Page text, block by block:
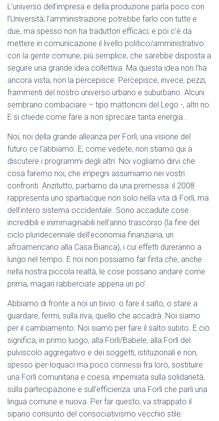
L’universo dell’impresa e della produzione parla poco con
l’Università; l’amministrazione potrebbe farlo con tutte e
due, ma spesso non ha traduttori efficaci; e poi c’è da
mettere in comunicazione il livello politico/amministrativo
con la gente comune, più semplice, che sarebbe disposta a
seguire una grande idea collettiva. Ma questa idea non l’ha
ancora vista, non la percepisce. Percepisce, invece, pezzi,
frammenti del nostro universo urbano e suburbano. Alcuni
sembrano combaciare – tipo mattoncini del Lego -, altri no.
E si chiede come fare a non sprecare tanta energia…
Noi, noi della grande alleanza per Forlì, una visione del
futuro ce l’abbiamo. E, come vedete, non stiamo qui a
discutere i programmi degli altri. Noi vogliamo dirvi che
cosa faremo noi, che impegni assumiamo nei vostri
confronti. Anzitutto, partiamo da una premessa: il 2008
rappresenta uno spartiacque non solo nella vita di Forlì, ma
dell’intero sistema occidentale. Sono accadute cose
incredibili e inimmaginabili nell’anno trascorso (la fine del
ciclo pluridecennale dell’economia finanziaria, un
afroamericano alla Casa Bianca), i cui effetti dureranno a
lungo nel tempo. E noi non possiamo far finta che, anche
nella nostra piccola realtà, le cose possano andare come
prima, magari rabberciate appena un po’.
Abbiamo di fronte a noi un bivio: o fare il salto, o stare a
guardare, fermi, sulla riva, quello che accadrà. Noi siamo
per il cambiamento. Noi siamo per fare il salto subito. E ciò
significa, in primo luogo, alla Forlì/Babele, alla Forlì del
pulviscolo aggregativo e dei soggetti, istituzionali e non,
spesso iper-loquaci ma poco connessi fra loro, sostituire
una Forlì comunitaria e coesa, imperniata sulla solidarietà,
sulla partecipazione e sull’efficienza: una Forlì che parli una
lingua comune e nuova. Per far questo, va strappato il
sipario consunto del consociativismo vecchio stile: